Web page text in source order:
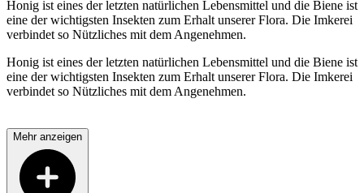
Honig ist eines der letzten natürlichen Lebensmittel und die Biene ist
eine der wichtigsten Insekten zum Erhalt unserer Flora. Die Imkerei
verbindet so Nützliches mit dem Angenehmen.
Honig ist eines der letzten natürlichen Lebensmittel und die Biene ist
eine der wichtigsten Insekten zum Erhalt unserer Flora. Die Imkerei
verbindet so Nützliches mit dem Angenehmen.
Mehr anzeigen